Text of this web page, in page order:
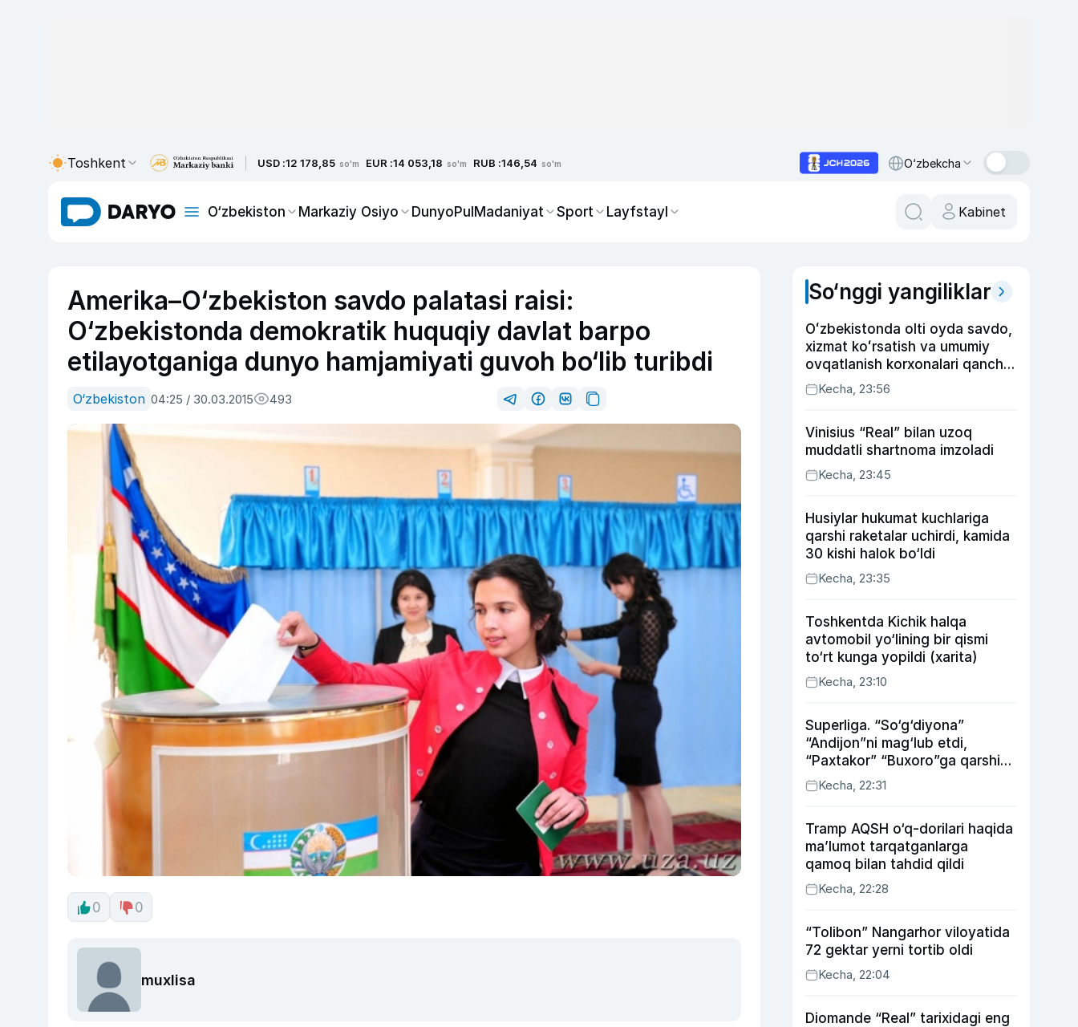
Toshkent USD :12 178,85 so'm EUR :14 053,18 so'm RUB :146,54 so'm O‘zbekcha
O‘zbekiston Markaziy Osiyo DunyoPulMadaniyat Sport Layfstayl Kabinet
Amerika–O‘zbekiston savdo palatasi raisi:
O‘zbekistonda demokratik huquqiy davlat barpo
etilayotganiga dunyo hamjamiyati guvoh bo‘lib turibdi
O‘zbekiston 04:25 / 30.03.2015 493
0 0
muxlisa
So‘nggi yangiliklar
Oʻzbekistonda olti oyda savdo,
xizmat koʻrsatish va umumiy
ovqatlanish korxonalari qancha
soliq toʻlagani ochiqlandi
Kecha, 23:56
Vinisius “Real” bilan uzoq
muddatli shartnoma imzoladi
Kecha, 23:45
Husiylar hukumat kuchlariga
qarshi raketalar uchirdi, kamida
30 kishi halok bo‘ldi
Kecha, 23:35
Toshkentda Kichik halqa
avtomobil yo‘lining bir qismi
to‘rt kunga yopildi (xarita)
Kecha, 23:10
Superliga. “So‘g‘diyona”
“Andijon”ni mag‘lub etdi,
“Paxtakor” “Buxoro”ga qarshi
bahsda g‘alabani qo‘ldan
chiqardi
Kecha, 22:31
Tramp AQSH o‘q-dorilari haqida
ma’lumot tarqatganlarga
qamoq bilan tahdid qildi
Kecha, 22:28
“Tolibon” Nangarhor viloyatida
72 gektar yerni tortib oldi
Kecha, 22:04
Diomande “Real” tarixidagi eng